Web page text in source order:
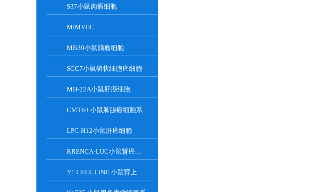
S37小鼠肉瘤细胞
MIMVEC
MB39小鼠脑瘤细胞
SCC7小鼠鳞状细胞癌细胞
MH-22A小鼠肝癌细胞
CMT64 小鼠肺腺癌细胞系
LPC-H12小鼠肝癌细胞
RRENCA-LUC小鼠肾癌细胞LUC转染株
Y1 CELL LINE|小鼠肾上腺皮质瘤细胞